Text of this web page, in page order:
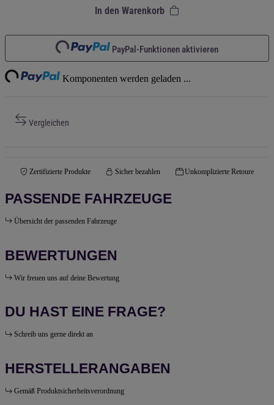
In den Warenkorb
Loading... PayPal-Funktionen aktivieren
Komponenten werden geladen ...
Vergleichen
Zertifizierte Produkte Sicher bezahlen Unkomplizierte Retoure
PASSENDE FAHRZEUGE
Übersicht der passenden Fahrzeuge
BEWERTUNGEN
Wir freuen uns auf deine Bewertung
DU HAST EINE FRAGE?
Schreib uns gerne direkt an
HERSTELLERANGABEN
Gemäß Produktsicherheitsverordnung